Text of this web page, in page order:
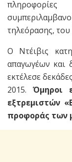
τηλεόρασης, του
Ο Ντέιβις
απαγωγέων και
εκτέλεσε
2015.Όμηροι
εξτρεμιστών
προφοράς των